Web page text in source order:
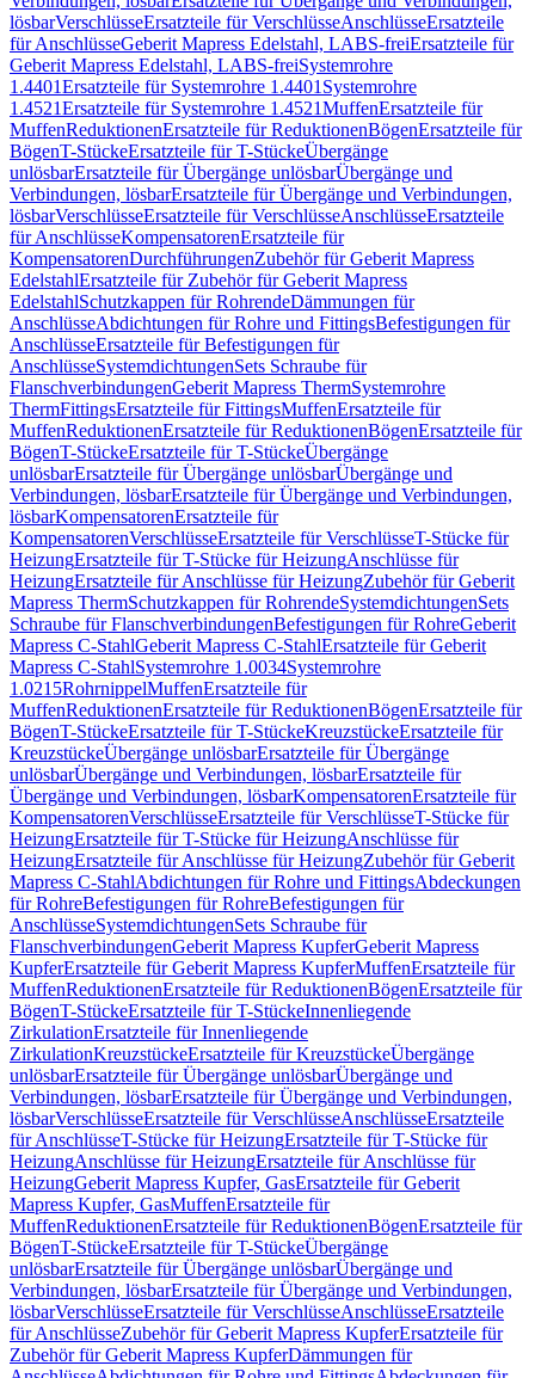
lösbarVerschlüsseErsatzteile für VerschlüsseAnschlüsseErsatzteile
für AnschlüsseGeberit Mapress Edelstahl, LABS-freiErsatzteile für
Geberit Mapress Edelstahl, LABS-freiSystemrohre
1.4401Ersatzteile für Systemrohre 1.4401 Systemrohre
1.4521Ersatzteile für Systemrohre 1.4521MuffenErsatzteile für
MuffenReduktionenErsatzteile für ReduktionenBögenErsatzteile für
BögenT-StückeErsatzteile für T-StückeÜbergänge
unlösbarErsatzteile für Übergänge unlösbarÜbergänge und
Verbindungen, lösbarErsatzteile für Übergänge und Verbindungen,
lösbarVerschlüsseErsatzteile für VerschlüsseAnschlüsseErsatzteile
für AnschlüsseKompensatorenErsatzteile für
KompensatorenDurchführungenZubehör für Geberit Mapress
EdelstahlErsatzteile für Zubehör für Geberit Mapress
EdelstahlSchutzkappen für RohrendeDämmungen für
AnschlüsseAbdichtungen für Rohre und FittingsBefestigungen für
AnschlüsseErsatzteile für Befestigungen für
AnschlüsseSystemdichtungenSets Schraube für
FlanschverbindungenGeberit Mapress ThermSystemrohre
ThermFittingsErsatzteile für FittingsMuffenErsatzteile für
MuffenReduktionenErsatzteile für ReduktionenBögenErsatzteile für
BögenT-StückeErsatzteile für T-StückeÜbergänge
unlösbarErsatzteile für Übergänge unlösbarÜbergänge und
Verbindungen, lösbarErsatzteile für Übergänge und Verbindungen,
lösbarKompensatorenErsatzteile für
KompensatorenVerschlüsseErsatzteile für VerschlüsseT-Stücke für
HeizungErsatzteile für T-Stücke für HeizungAnschlüsse für
HeizungErsatzteile für Anschlüsse für HeizungZubehör für Geberit
Mapress ThermSchutzkappen für RohrendeSystemdichtungenSets
Schraube für FlanschverbindungenBefestigungen für RohreGeberit
Mapress C-StahlGeberit Mapress C-StahlErsatzteile für Geberit
Mapress C-StahlSystemrohre 1.0034Systemrohre
1.0215RohrnippelMuffenErsatzteile für
MuffenReduktionenErsatzteile für ReduktionenBögenErsatzteile für
BögenT-StückeErsatzteile für T-StückeKreuzstückeErsatzteile für
KreuzstückeÜbergänge unlösbarErsatzteile für Übergänge
unlösbarÜbergänge und Verbindungen, lösbarErsatzteile für
Übergänge und Verbindungen, lösbarKompensatorenErsatzteile für
KompensatorenVerschlüsseErsatzteile für VerschlüsseT-Stücke für
HeizungErsatzteile für T-Stücke für HeizungAnschlüsse für
HeizungErsatzteile für Anschlüsse für HeizungZubehör für Geberit
Mapress C-StahlAbdichtungen für Rohre und FittingsAbdeckungen
für RohreBefestigungen für RohreBefestigungen für
AnschlüsseSystemdichtungenSets Schraube für
FlanschverbindungenGeberit Mapress KupferGeberit Mapress
KupferErsatzteile für Geberit Mapress KupferMuffenErsatzteile für
MuffenReduktionenErsatzteile für ReduktionenBögenErsatzteile für
BögenT-StückeErsatzteile für T-StückeInnenliegende
ZirkulationErsatzteile für Innenliegende
ZirkulationKreuzstückeErsatzteile für KreuzstückeÜbergänge
unlösbarErsatzteile für Übergänge unlösbarÜbergänge und
Verbindungen, lösbarErsatzteile für Übergänge und Verbindungen,
lösbarVerschlüsseErsatzteile für VerschlüsseAnschlüsseErsatzteile
für AnschlüsseT-Stücke für HeizungErsatzteile für T-Stücke für
HeizungAnschlüsse für HeizungErsatzteile für Anschlüsse für
HeizungGeberit Mapress Kupfer, GasErsatzteile für Geberit
Mapress Kupfer, GasMuffenErsatzteile für
MuffenReduktionenErsatzteile für ReduktionenBögenErsatzteile für
BögenT-StückeErsatzteile für T-StückeÜbergänge
unlösbarErsatzteile für Übergänge unlösbarÜbergänge und
Verbindungen, lösbarErsatzteile für Übergänge und Verbindungen,
lösbarVerschlüsseErsatzteile für VerschlüsseAnschlüsseErsatzteile
für AnschlüsseZubehör für Geberit Mapress KupferErsatzteile für
Zubehör für Geberit Mapress KupferDämmungen für